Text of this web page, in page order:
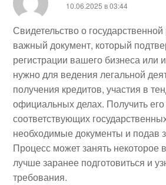
10.06.2025 в 03:44
Свидетельство о
важный документ, который
регистрации вашего бизнеса или
нужно для ведения легальной
получения кредитов, участия в
официальных делах. Получить
соответствующих
необходимые документы и подав
Процесс может занять некоторое
лучше заранее подготовиться и
требования.